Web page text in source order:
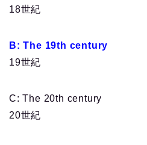
18世紀
B: The 19th century
19世紀
C: The 20th century
20世紀